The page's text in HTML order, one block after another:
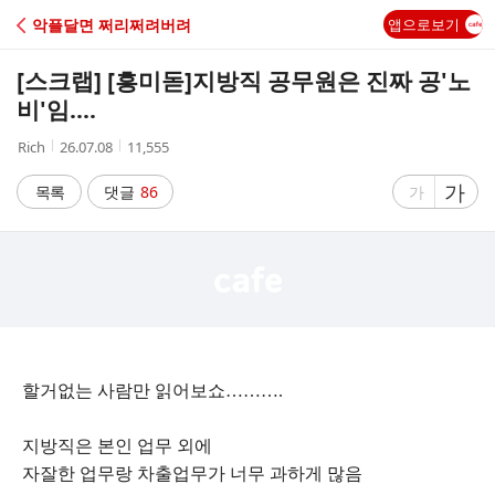
C
A
악플달면 쩌리쩌려버려 앱으로보기
[스크랩] [흥미돋]지방직 공무원은 진짜 공'노
비'임....
작
자
Rich
작
시
간
26.07.08
조
수
11,555
목록 댓글 86
글
가
글
자
가
할거없는 사람만 읽어보쇼……….
지방직은 본인 업무 외에
자잘한 업무랑 차출업무가 너무 과하게 많음